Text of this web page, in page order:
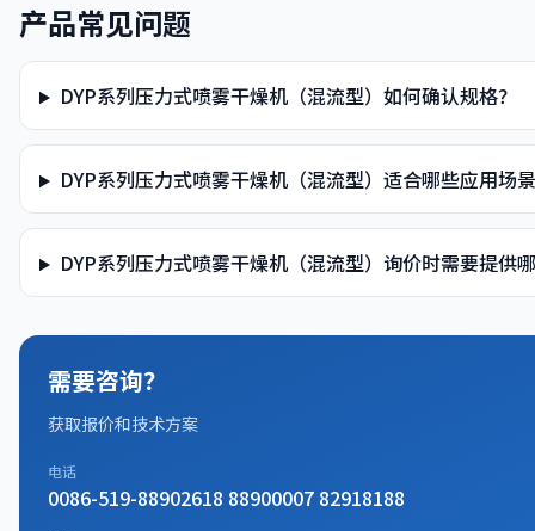
产品常见问题
DYP系列压力式喷雾干燥机（混流型）如何确认规格？
DYP系列压力式喷雾干燥机（混流型）适合哪些应用场
DYP系列压力式喷雾干燥机（混流型）询价时需要提供
需要咨询？
获取报价和技术方案
电话
0086-519-88902618 88900007 82918188